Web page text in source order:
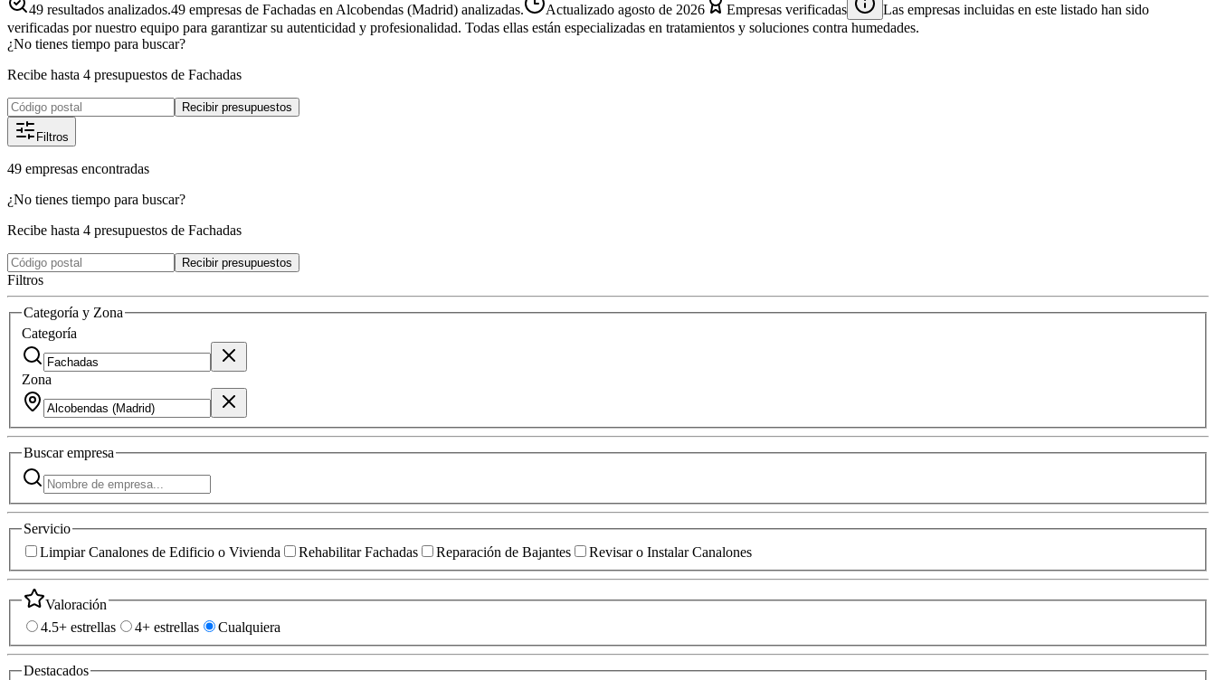
49 resultados analizados.49 empresas de Fachadas en Alcobendas (Madrid) analizadas. Actualizado agosto de 2026 Empresas verificadas
Las empresas incluidas en este listado han sido
verificadas por nuestro equipo para garantizar su autenticidad y profesionalidad. Todas ellas están especializadas en tratamientos y soluciones contra humedades.
¿No tienes tiempo para buscar?
Recibe hasta 4 presupuestos de Fachadas
Recibir presupuestos
Filtros
49 empresas encontradas
¿No tienes tiempo para buscar?
Recibe hasta 4 presupuestos de Fachadas
Recibir presupuestos
Filtros
Categoría y Zona
Categoría
Zona
Buscarempresa
Servicio
Limpiar Canalones de Edificio o Vivienda
Rehabilitar Fachadas Reparación de Bajantes Revisar o Instalar Canalones
Valoración
4.5+ estrellas
4+ estrellas Cualquiera
Destacados